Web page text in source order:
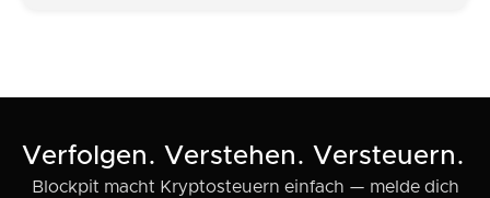
Verfolgen. Verstehen. Versteuern.
Blockpit macht Kryptosteuern einfach — melde dich